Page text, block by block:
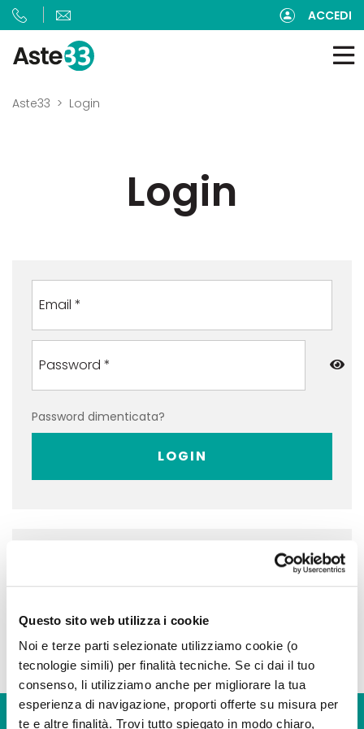
Questo sito web utilizza i cookie
Noi e terze parti selezionate utilizziamo cookie (o
tecnologie simili) per finalità tecniche. Se ci dai il tuo
consenso, li utilizziamo anche per migliorare la tua
esperienza di navigazione, proporti offerte su misura per
te e altre finalità. Trovi tutto spiegato in modo chiaro,
ACCEDI
Aste33 Login
Login
Password dimenticata?
LOGIN